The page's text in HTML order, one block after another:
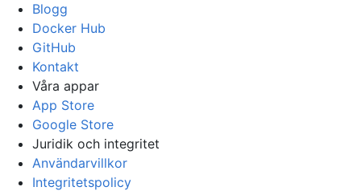
Blogg
Docker Hub
GitHub
Kontakt
Våra appar
App Store
Google Store
Juridik och integritet
Användarvillkor
Integritetspolicy